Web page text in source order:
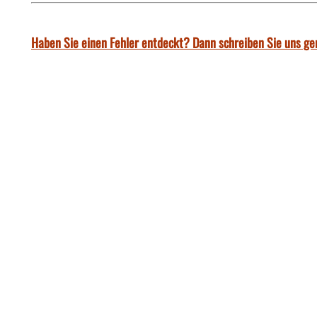
Haben Sie einen Fehler entdeckt? Dann schreiben Sie uns